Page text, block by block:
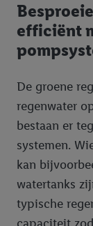
efficiënt
De groene
regenwater
bestaan er
systemen.
kan
watertanks
typische